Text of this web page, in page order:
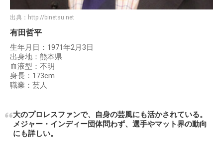
出典： http://binetsu.net
有田哲平
生年月日：1971年2月3日
出身地：熊本県
血液型：不明
身長：173cm
職業：芸人
大のプロレスファンで、自身の芸風にも活かされている。
メジャー・インディー団体問わず、選手やマット界の動向
にも詳しい。